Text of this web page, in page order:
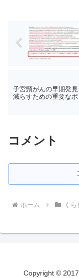
子宮頸がんの早期発
減らすための重要なポ
コメント
ホーム く
Copyright ©